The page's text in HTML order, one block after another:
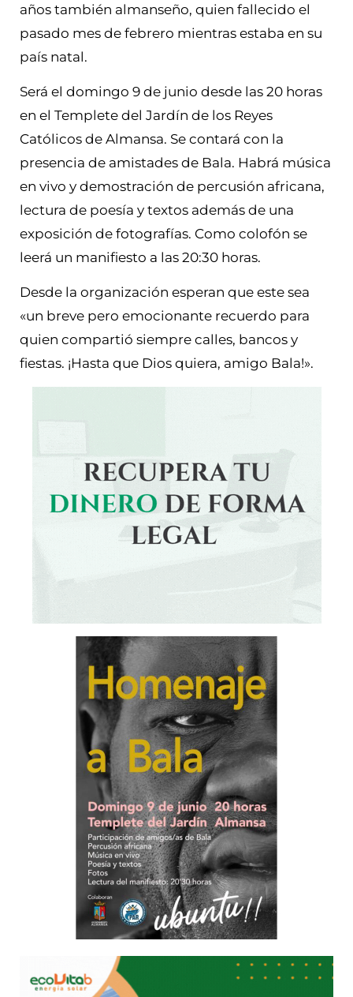
años también almanseño, quien fallecido el
pasado mes de febrero mientras estaba en su
país natal.
Será el domingo 9 de junio desde las 20 horas
en el Templete del Jardín de los Reyes
Católicos de Almansa. Se contará con la
presencia de amistades de Bala. Habrá música
en vivo y demostración de percusión africana,
lectura de poesía y textos además de una
exposición de fotografías. Como colofón se
leerá un manifiesto a las 20:30 horas.
Desde la organización esperan que este sea
«un breve pero emocionante recuerdo para
quien compartió siempre calles, bancos y
fiestas. ¡Hasta que Dios quiera, amigo Bala!».